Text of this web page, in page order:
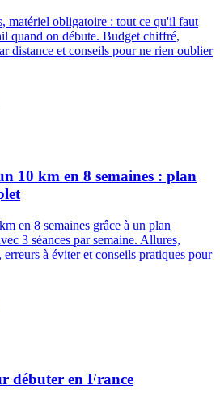
matériel obligatoire : tout ce qu'il faut
quand on débute. Budget chiffré,
distance et conseils pour ne rien oublier
10 km en 8 semaines : plan
en 8 semaines grâce à un plan
3 séances par semaine. Allures,
erreurs à éviter et conseils pratiques pour
débuter en France